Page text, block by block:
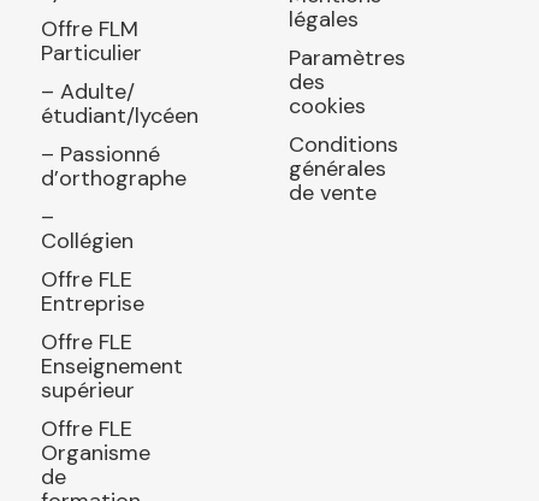
Offre FLM
Particulier
– Adulte/
étudiant/lycéen
– Passionné
d’orthographe
–
Collégien
Offre FLE
Entreprise
Offre FLE
Enseignement
supérieur
Offre FLE
Organisme
de
légales
Paramètres
des
cookies
Conditions
générales
de vente